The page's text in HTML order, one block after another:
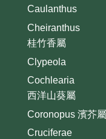
Caulanthus
Cheiranthus
桂竹香屬
Clypeola
Cochlearia
西洋山葵屬
Coronopus 濱芥屬
Cruciferae